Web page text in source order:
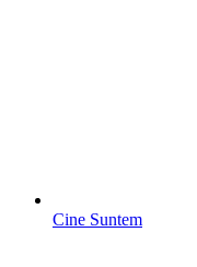
Cine Suntem